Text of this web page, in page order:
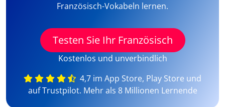
Französisch-Vokabeln lernen.
Testen Sie Ihr Französisch
Kostenlos und unverbindlich
4,7 im App Store, Play Store und
auf Trustpilot. Mehr als 8 Millionen Lernende